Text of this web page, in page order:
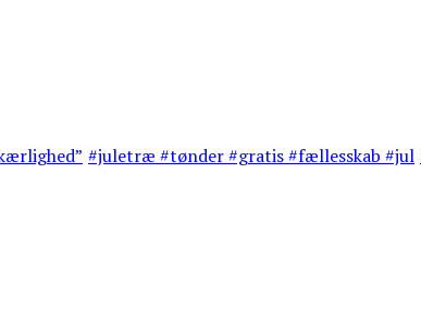
#juletræ #tønder #gratis #fællesskab #jul